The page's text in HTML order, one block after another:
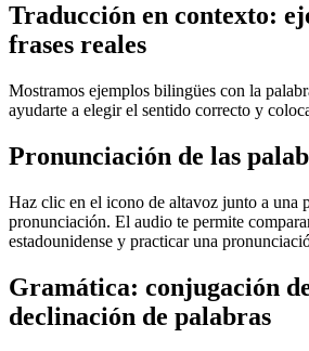
Traducción en contexto:
frases reales
Mostramos ejemplos bilingües con la
ayudarte a elegir el sentido correcto y
Pronunciación de las
Haz clic en el icono de altavoz junto a una
pronunciación. El audio te permite
estadounidense y practicar una
Gramática: conjugación
declinación de palabras